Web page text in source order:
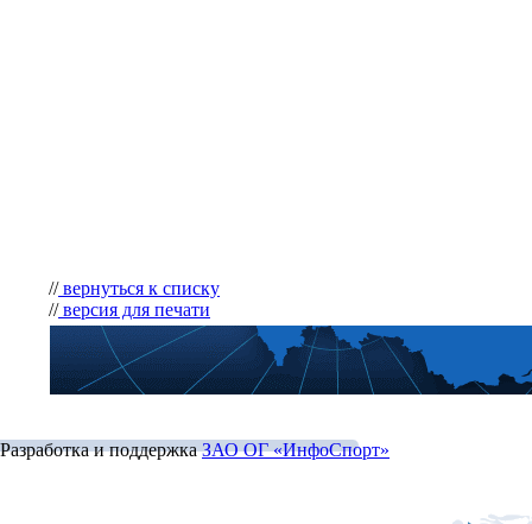
//вернуться к списку
//версия для печати
Разработка и поддержкаЗАО ОГ «ИнфоСпорт»